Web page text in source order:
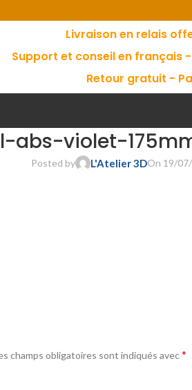
Livraison en relais
Support et conseil en français
Retour gratuit -
abs-violet-
Posted by L'Atelier 3DOn 19/
champs obligatoires sont indiqués avec*